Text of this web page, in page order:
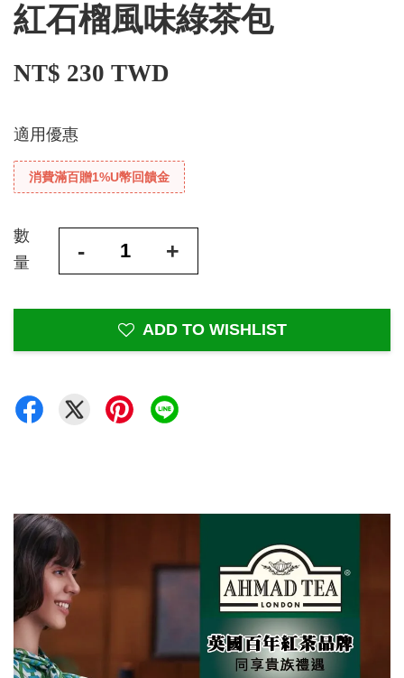
紅石榴風味綠茶包
NT$ 230 TWD
適用優惠
消費滿百贈1%U幣回饋金
數
量
- +
ADD TO WISHLIST